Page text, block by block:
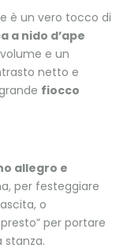
è un vero tocco di
a nido d’ape
e un
netto e
fiocco
allegro e
per festeggiare
o
per portare
stanza.